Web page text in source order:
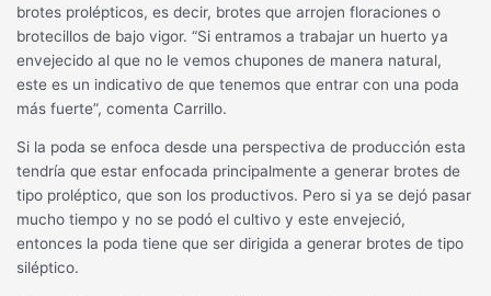
brotes prolépticos, es decir, brotes que arrojen floraciones o
brotecillos de bajo vigor. “Si entramos a trabajar un huerto ya
envejecido al que no le vemos chupones de manera natural,
este es un indicativo de que tenemos que entrar con una poda
más fuerte”, comenta Carrillo.
Si la poda se enfoca desde una perspectiva de producción esta
tendría que estar enfocada principalmente a generar brotes de
tipo proléptico, que son los productivos. Pero si ya se dejó pasar
mucho tiempo y no se podó el cultivo y este envejeció,
entonces la poda tiene que ser dirigida a generar brotes de tipo
siléptico.